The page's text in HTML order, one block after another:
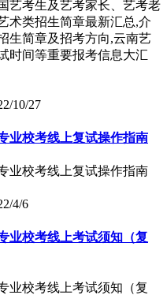
艺考生及艺考家长、艺考老
术类招生简章最新汇总,介
生简章及招考方向,云南艺
时间等重要报考信息大汇
10/27
业校考线上复试操作指南
业校考线上复试操作指南
4/6
业校考线上考试须知（复
业校考线上考试须知（复